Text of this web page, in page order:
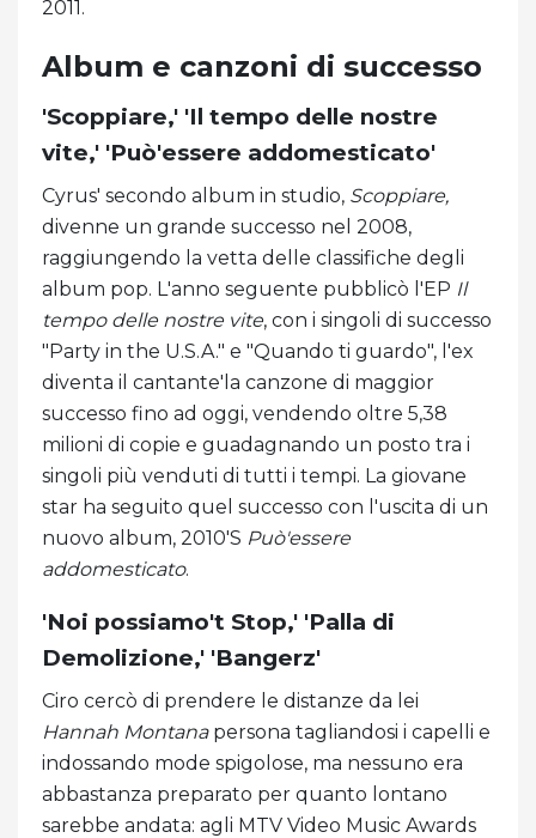
2011.
Album e canzoni di successo
'Scoppiare,' 'Il tempo delle nostre
vite,' 'Può'essere addomesticato'
Cyrus' secondo album in studio, Scoppiare,
divenne un grande successo nel 2008,
raggiungendo la vetta delle classifiche degli
album pop. L'anno seguente pubblicò l'EP Il
tempo delle nostre vite, con i singoli di successo
"Party in the U.S.A." e "Quando ti guardo", l'ex
diventa il cantante'la canzone di maggior
successo fino ad oggi, vendendo oltre 5,38
milioni di copie e guadagnando un posto tra i
singoli più venduti di tutti i tempi. La giovane
star ha seguito quel successo con l'uscita di un
nuovo album, 2010'S Può'essere
addomesticato.
'Noi possiamo't Stop,' 'Palla di
Demolizione,' 'Bangerz'
Ciro cercò di prendere le distanze da lei
Hannah Montanapersona tagliandosi i capelli e
indossando mode spigolose, ma nessuno era
abbastanza preparato per quanto lontano
sarebbe andata: agli MTV Video Music Awards